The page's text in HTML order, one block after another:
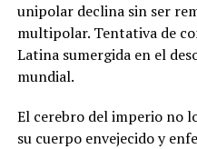
unipolar declina sin ser
multipolar. Tentativa de
Latina sumergida en el
mundial.
El cerebro del imperio no
su cuerpo envejecido y